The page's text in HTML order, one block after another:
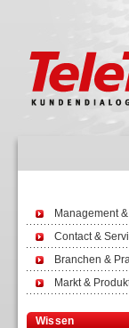
Management
Contact &
Branchen &
Markt &
Wissen